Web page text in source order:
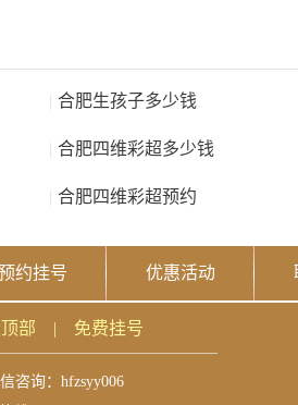
| 合肥生孩子多少钱
| 合肥四维彩超多少钱
| 合肥四维彩超预约
约挂号 优惠活动
部 | 免费挂号
咨询： hfzsyy006